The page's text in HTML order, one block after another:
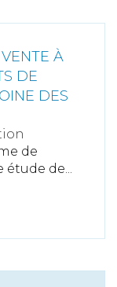
À
DE
DES
de
étude de...